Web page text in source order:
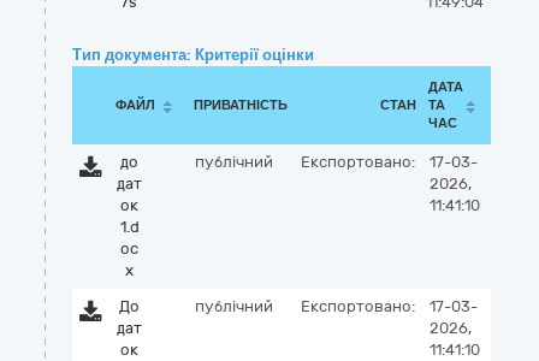
Тип документа: Критерії оцінки
ФАЙЛ ПРИВАТНІСТЬ СТАН
ДАТА
ТА
ЧАС
до
дат
ок
1.d
oc
x
публічний Експортовано:
17-03-
2026,
11:41:10
До
дат
ок
публічний Експортовано:
17-03-
2026,
11:41:10